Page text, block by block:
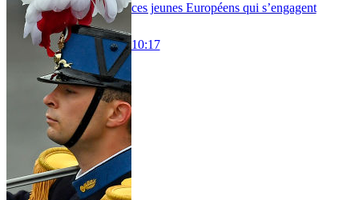
ces jeunes Européens qui s’engagent
10:17